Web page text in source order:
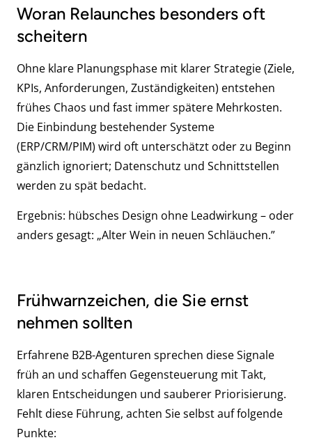
Woran Relaunches besonders oft
scheitern
Ohne klare Planungsphase mit klarer Strategie (Ziele,
KPIs, Anforderungen, Zuständigkeiten) entstehen
frühes Chaos und fast immer spätere Mehrkosten.
Die Einbindung bestehender Systeme
(ERP/CRM/PIM) wird oft unterschätzt oder zu Beginn
gänzlich ignoriert; Datenschutz und Schnittstellen
werden zu spät bedacht.
Ergebnis: hübsches Design ohne Leadwirkung – oder
anders gesagt: „Alter Wein in neuen Schläuchen.”
Frühwarnzeichen, die Sie ernst
nehmen sollten
Erfahrene B2B-Agenturen sprechen diese Signale
früh an und schaffen Gegensteuerung mit Takt,
klaren Entscheidungen und sauberer Priorisierung.
Fehlt diese Führung, achten Sie selbst auf folgende
Punkte: